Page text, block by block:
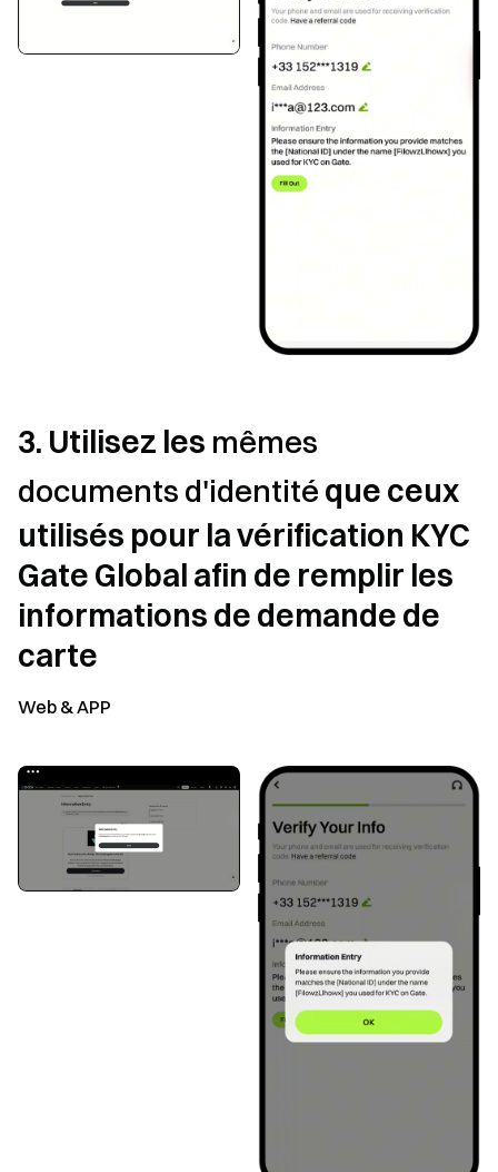
3. Utilisez les mêmes
documents d'identité que ceux
utilisés pour la vérification KYC
Gate Global afin de remplir les
informations de demande de
carte
Web & APP